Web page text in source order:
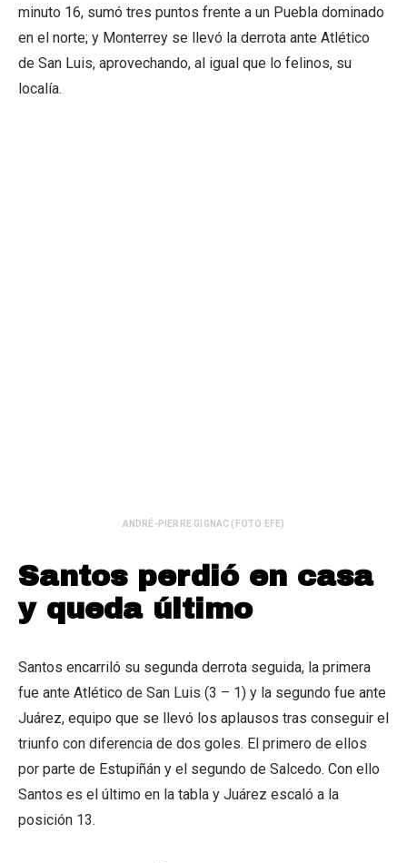
minuto 16, sumó tres puntos frente a un Puebla dominado
en el norte; y Monterrey se llevó la derrota ante Atlético
de San Luis, aprovechando, al igual que lo felinos, su
localía.
ANDRÉ-PIERRE GIGNAC (FOTO EFE)
Santos perdió en casa
y queda último
Santos encarriló su segunda derrota seguida, la primera
fue ante Atlético de San Luis (3 – 1) y la segundo fue ante
Juárez, equipo que se llevó los aplausos tras conseguir el
triunfo con diferencia de dos goles. El primero de ellos
por parte de Estupiñán y el segundo de Salcedo. Con ello
Santos es el último en la tabla y Juárez escaló a la
posición 13.